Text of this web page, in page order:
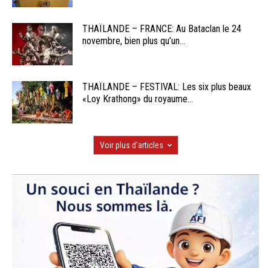
THAÏLANDE – FRANCE: Au Bataclan le 24
novembre, bien plus qu’un...
THAÏLANDE – FESTIVAL: Les six plus beaux
«Loy Krathong» du royaume...
Voir plus d'articles